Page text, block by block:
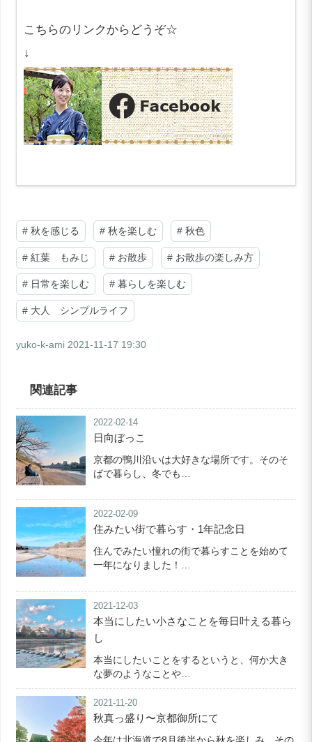
こちらのリンクからどうぞ☆
↓
# 秋を感じる # 秋を楽しむ # 秋色
# 紅葉 もみじ # お散歩 # お散歩の楽しみ方
# 日常を楽しむ # 暮らしを楽しむ
# 大人 シンプルライフ
yuko-k-ami 2021-11-17 19:30
関連記事
2022-02-14
日向ぼっこ
京都の鴨川沿いは大好きな場所です。そのそ
ばで暮らし、冬でも…
2022-02-09
住みたい街で暮らす・1年記念日
住んでみたい憧れの街で暮らすことを始めて
一年になりました！…
2021-12-03
本当にしたい小さなことを毎日叶える暮ら
し
本当にしたいことをするというと、何か大き
な夢のようなことや…
2021-11-20
秋真っ盛り〜京都御所にて